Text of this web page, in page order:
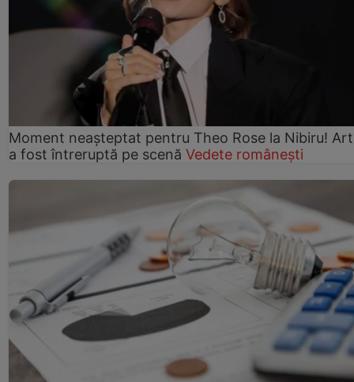
Moment neașteptat pentru Theo Rose la Nibiru!
a fost întreruptă pe scenă Vedete românești